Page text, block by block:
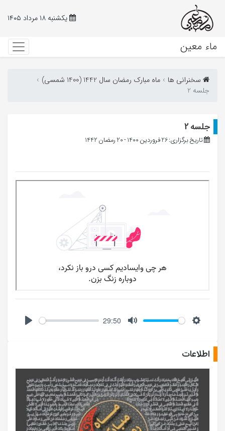
یکشنبه ۱۸ مرداد ۱۴۰۵
ماء معین
سخنرانی ها
ماه مبارک رمضان سال 1442 (1400 شمسی)
جلسه 2
جلسه 2
تاریخ برگزاری: 26 فروردین 1400 - 20 رمضان 1442
29:50
اطلاعات